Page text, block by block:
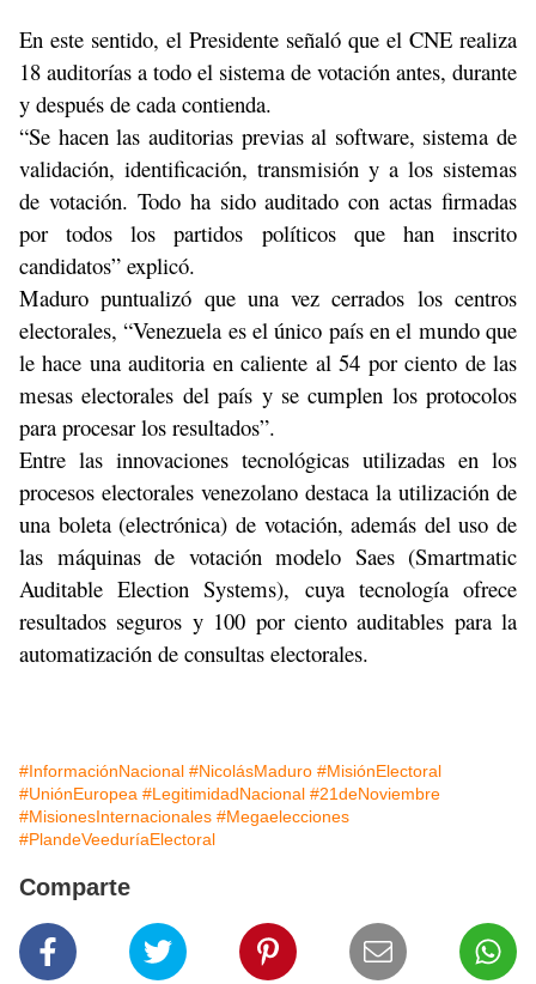
En este sentido, el Presidente señaló que el CNE realiza
18 auditorías a todo el sistema de votación antes, durante
y después de cada contienda.
“Se hacen las auditorias previas al software, sistema de
validación, identificación, transmisión y a los sistemas
de votación. Todo ha sido auditado con actas firmadas
por todos los partidos políticos que han inscrito
candidatos” explicó.
Maduro puntualizó que una vez cerrados los centros
electorales, “Venezuela es el único país en el mundo que
le hace una auditoria en caliente al 54 por ciento de las
mesas electorales del país y se cumplen los protocolos
para procesar los resultados”.
Entre las innovaciones tecnológicas utilizadas en los
procesos electorales venezolano destaca la utilización de
una boleta (electrónica) de votación, además del uso de
las máquinas de votación modelo Saes (Smartmatic
Auditable Election Systems), cuya tecnología ofrece
resultados seguros y 100 por ciento auditables para la
automatización de consultas electorales.
#InformaciónNacional #NicolásMaduro #MisiónElectoral
#UniónEuropea #LegitimidadNacional #21deNoviembre
#MisionesInternacionales #Megaelecciones
#PlandeVeeduríaElectoral
Comparte